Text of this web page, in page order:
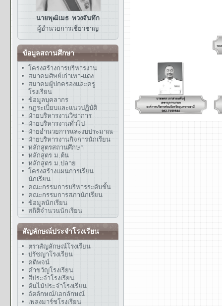
นายพุฒิเมธ พวงจันทึก
ผู้อำนวยการเชี่ยวชาญ
ข้อมูลสถานศึกษา
โครงสร้างการบริหารงาน
สมาคมศิษย์เก่าเทา-แดง
สมาคมผู้ปกครองและครู
โรงเรียน
ข้อมูลบุคลากร
กฎระเบียบและแนวปฏิบัติ
ฝ่ายบริหารงานวิชาการ
ฝ่ายบริหารงานทั่วไป
ฝ่ายอำนวยการและงบประมาณ
ฝ่ายบริหารงานกิจการนักเรียน
หลักสูตรสถานศึกษา
หลักสูตร ม.ต้น
หลักสูตร ม.ปลาย
โครงสร้างแผนการเรียน
นักเรียน
คณะกรรมการบริหารระดับชั้น
คณะกรรมการสภานักเรียน
ข้อมูลนักเรียน
สถิติจำนวนนักเรียน
สัญลักษณ์ประจำโรงเรียน
ตราสัญลักษณ์โรงเรียน
ปรัชญาโรงเรียน
คติพจน์
คำขวัญโรงเรียน
สีประจำโรงเรียน
ต้นไม้ประจำโรงเรียน
อัตลักษณ์/เอกลักษณ์
เพลงมาร์ชโรงเรียน